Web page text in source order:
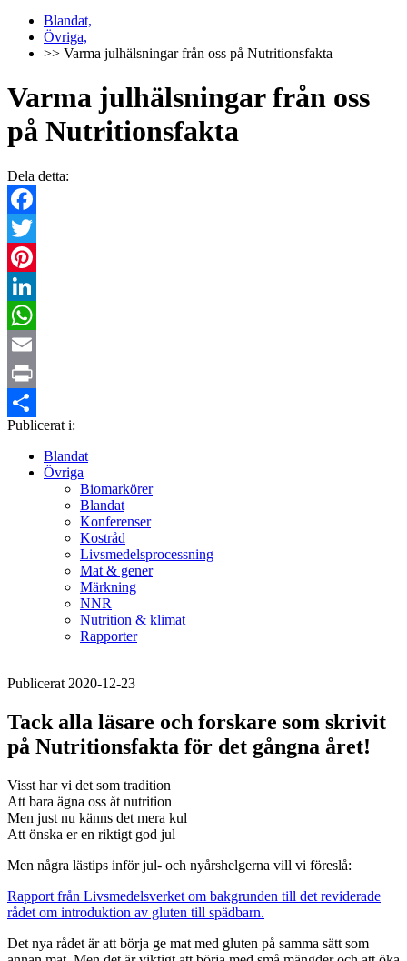
Blandat,
Övriga,
>> Varma julhälsningar från oss på Nutritionsfakta
Varma julhälsningar från oss
på Nutritionsfakta
Dela detta:
Facebook
Twitter
Pinterest
LinkedIn
WhatsApp
Email
Print
Dela
Publicerat i:
Blandat
Övriga
Biomarkörer
Blandat
Konferenser
Kostråd
Livsmedelsprocessning
Mat & gener
Märkning
NNR
Nutrition & klimat
Rapporter
Publicerat 2020-12-23
Tack alla läsare och forskare som skrivit
på Nutritionsfakta för det gångna året!
Visst har vi det som tradition
Att bara ägna oss åt nutrition
Men just nu känns det mera kul
Att önska er en riktigt god jul
Men några lästips inför jul- och nyårshelgerna vill vi föreslå:
Rapport från Livsmedelsverket om bakgrunden till det reviderade
rådet om introduktion av gluten till spädbarn.
Det nya rådet är att börja ge mat med gluten på samma sätt som